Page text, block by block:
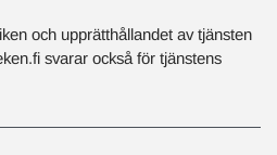
och upprätthållandet av tjänsten
svarar också för tjänstens